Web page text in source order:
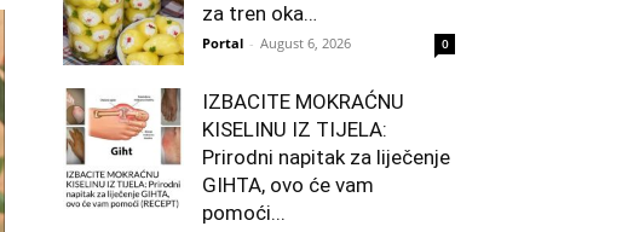
za tren oka…
Portal - August 6, 2026 0
IZBACITE MOKRAĆNU
KISELINU IZ TIJELA:
Prirodni napitak za liječenje
GIHTA, ovo će vam
pomoći...